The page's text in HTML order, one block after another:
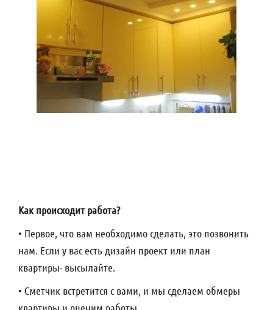
Как происходит работа?
• Первое, что вам необходимо сделать, это позвонить
нам. Если у вас есть дизайн проект или план
квартиры- высылайте.
• Сметчик встретится с вами, и мы сделаем обмеры